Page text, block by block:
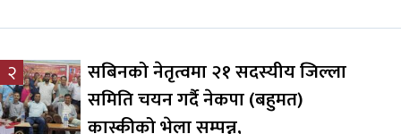
२
सबिनको नेतृत्वमा २१ सदस्यीय जिल्ला
समिति चयन गर्दै नेकपा (बहुमत)
कास्कीको भेला सम्पन्न,